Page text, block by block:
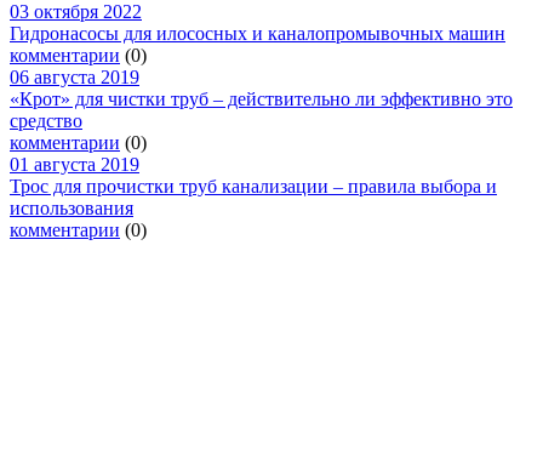
03 октября 2022
Гидронасосы для илососных и каналопромывочных машин
комментарии (0)
06 августа 2019
«Крот» для чистки труб – действительно ли эффективно это
средство
комментарии (0)
01 августа 2019
Трос для прочистки труб канализации – правила выбора и
использования
комментарии (0)